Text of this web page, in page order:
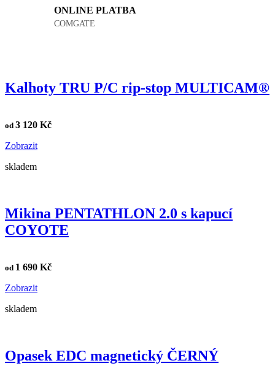
ONLINE PLATBA
COMGATE
Kalhoty TRU P/C rip-stop MULTICAM®
od 3 120 Kč
Zobrazit
skladem
Mikina PENTATHLON 2.0 s kapucí
COYOTE
od 1 690 Kč
Zobrazit
skladem
Opasek EDC magnetický ČERNÝ